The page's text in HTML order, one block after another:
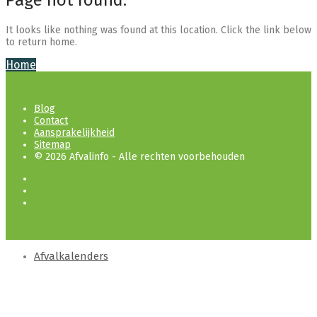
It looks like nothing was found at this location. Click the link below
to return home.
Home
Blog
Contact
Aansprakelijkheid
Sitemap
© 2026 Afvalinfo - Alle rechten voorbehouden
Afvalkalenders